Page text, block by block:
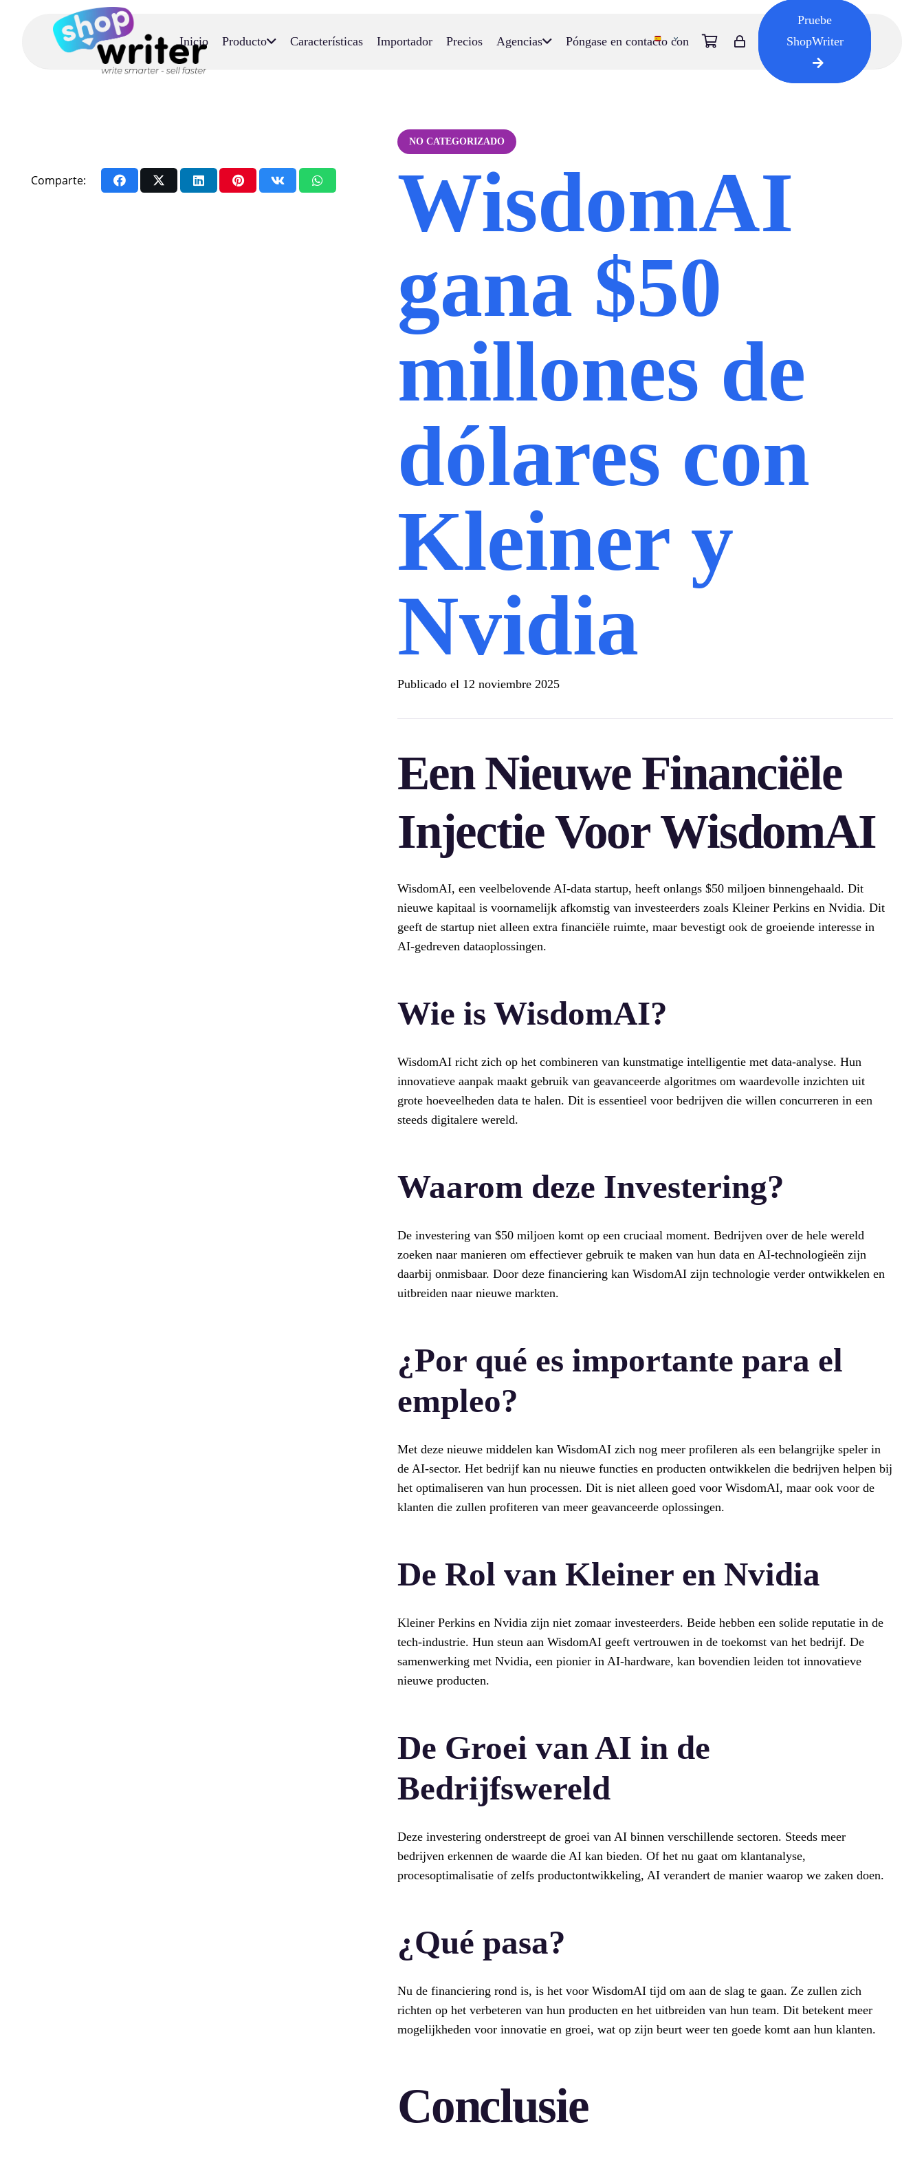
Inicio Producto Características Importador Precios Agencias Póngase en contacto con
Pruebe
ShopWriter
Comparte:
NO CATEGORIZADO
WisdomAI
gana $50
millones de
dólares con
Kleiner y
Nvidia
Publicado el 12 noviembre 2025
Een Nieuwe Financiële
Injectie Voor WisdomAI
WisdomAI, een veelbelovende AI-data startup, heeft onlangs $50 miljoen binnengehaald. Dit
nieuwe kapitaal is voornamelijk afkomstig van investeerders zoals Kleiner Perkins en Nvidia. Dit
geeft de startup niet alleen extra financiële ruimte, maar bevestigt ook de groeiende interesse in
AI-gedreven dataoplossingen.
Wie is WisdomAI?
WisdomAI richt zich op het combineren van kunstmatige intelligentie met data-analyse. Hun
innovatieve aanpak maakt gebruik van geavanceerde algoritmes om waardevolle inzichten uit
grote hoeveelheden data te halen. Dit is essentieel voor bedrijven die willen concurreren in een
steeds digitalere wereld.
Waarom deze Investering?
De investering van $50 miljoen komt op een cruciaal moment. Bedrijven over de hele wereld
zoeken naar manieren om effectiever gebruik te maken van hun data en AI-technologieën zijn
daarbij onmisbaar. Door deze financiering kan WisdomAI zijn technologie verder ontwikkelen en
uitbreiden naar nieuwe markten.
¿Por qué es importante para el
empleo?
Met deze nieuwe middelen kan WisdomAI zich nog meer profileren als een belangrijke speler in
de AI-sector. Het bedrijf kan nu nieuwe functies en producten ontwikkelen die bedrijven helpen bij
het optimaliseren van hun processen. Dit is niet alleen goed voor WisdomAI, maar ook voor de
klanten die zullen profiteren van meer geavanceerde oplossingen.
De Rol van Kleiner en Nvidia
Kleiner Perkins en Nvidia zijn niet zomaar investeerders. Beide hebben een solide reputatie in de
tech-industrie. Hun steun aan WisdomAI geeft vertrouwen in de toekomst van het bedrijf. De
samenwerking met Nvidia, een pionier in AI-hardware, kan bovendien leiden tot innovatieve
nieuwe producten.
De Groei van AI in de
Bedrijfswereld
Deze investering onderstreept de groei van AI binnen verschillende sectoren. Steeds meer
bedrijven erkennen de waarde die AI kan bieden. Of het nu gaat om klantanalyse,
procesoptimalisatie of zelfs productontwikkeling, AI verandert de manier waarop we zaken doen.
¿Qué pasa?
Nu de financiering rond is, is het voor WisdomAI tijd om aan de slag te gaan. Ze zullen zich
richten op het verbeteren van hun producten en het uitbreiden van hun team. Dit betekent meer
mogelijkheden voor innovatie en groei, wat op zijn beurt weer ten goede komt aan hun klanten.
Conclusie